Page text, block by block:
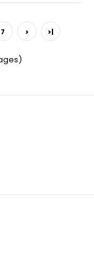
7 > >|